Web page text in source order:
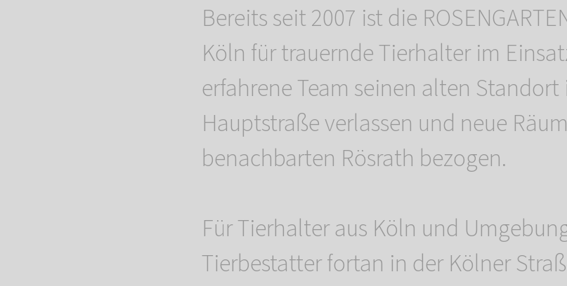
Bereits seit 2007 ist die
Köln für trauernde Tierhalter im
erfahrene Team seinen alten
Hauptstraße verlassen und neue
benachbarten Rösrath bezogen.
Für Tierhalter aus Köln und
Tierbestatter fortan in der Kölner